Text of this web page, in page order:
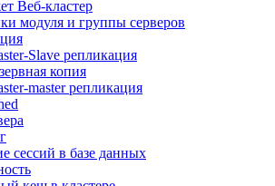
Веб-кластер
модуля и группы серверов
Slave репликация
копия
master репликация
сессий в базе данных